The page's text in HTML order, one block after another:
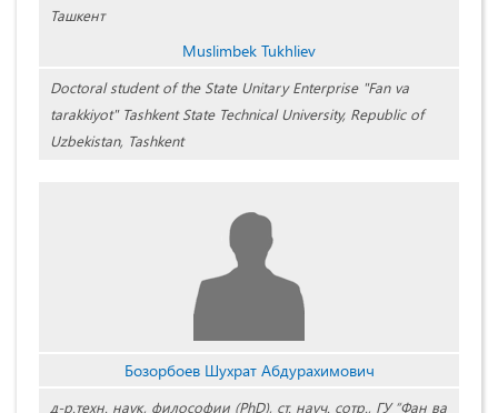
Ташкент
Muslimbek Tukhliev
Doctoral student of the State Unitary Enterprise "Fan va
tarakkiyot" Tashkent State Technical University, Republic of
Uzbekistan, Tashkent
Бозорбоев Шухрат Абдурахимович
д-р.техн. наук, философии (PhD), ст. науч. сотр., ГУ “Фан ва